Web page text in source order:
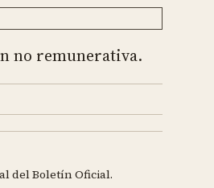
no remunerativa.
del Boletín Oficial.